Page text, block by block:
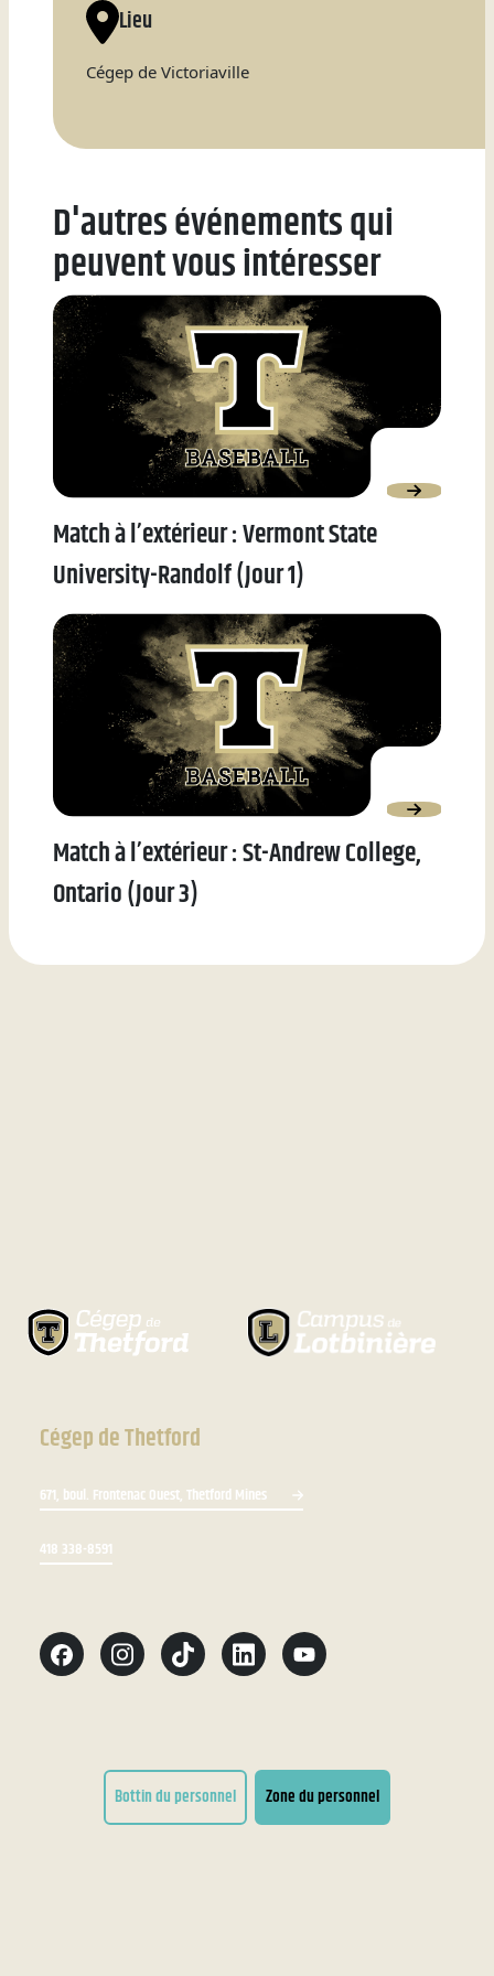
Natation
Badminton
Flag
Football
Lieu
Cégep de Victoriaville
D'autres événements qui
peuvent vous intéresser
Match à l’extérieur : Vermont State
University-Randolf (Jour 1)
Match à l’extérieur : St-Andrew College,
Ontario (Jour 3)
Cégep de Thetford
671, boul. Frontenac Ouest, Thetford Mines
418 338-8591
Bottin du personnel Zone du personnel